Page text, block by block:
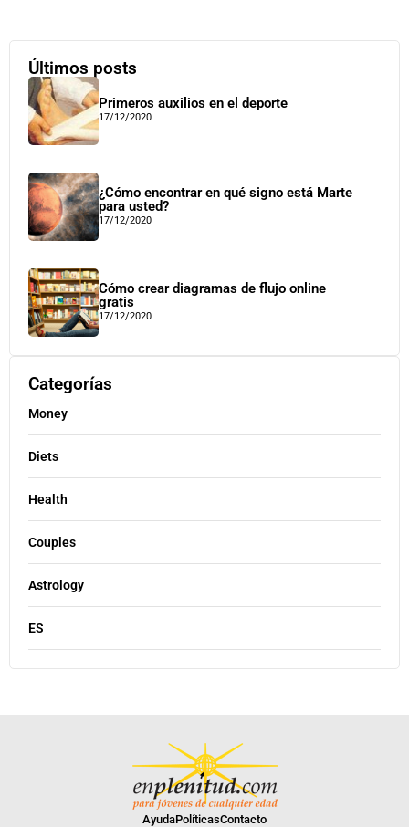
Últimos posts
Primeros auxilios en el deporte
17/12/2020
¿Cómo encontrar en qué signo está Marte
para usted?
17/12/2020
Cómo crear diagramas de flujo online
gratis
17/12/2020
Categorías
Money
Diets
Health
Couples
Astrology
ES
AyudaPolíticasContacto